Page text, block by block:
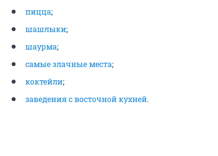
пицца;
шашлыки;
шаурма;
самые злачные места;
коктейли;
заведения с восточной кухней.